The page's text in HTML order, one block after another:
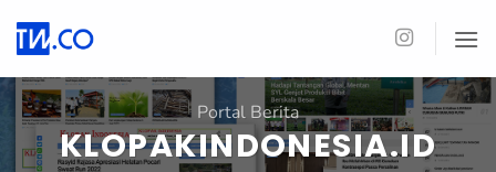
Portal Berita
KLOPAKINDONESIA.ID